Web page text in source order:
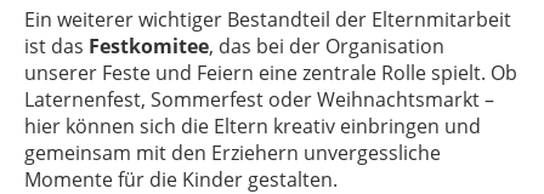
Ein weiterer wichtiger Bestandteil der Elternmitarbeit
ist das Festkomitee, das bei der Organisation
unserer Feste und Feiern eine zentrale Rolle spielt. Ob
Laternenfest, Sommerfest oder Weihnachtsmarkt –
hier können sich die Eltern kreativ einbringen und
gemeinsam mit den Erziehern unvergessliche
Momente für die Kinder gestalten.